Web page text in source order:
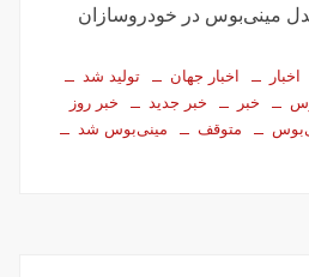
مینی‌بوس در خودروسازان
اخبار اخبار جهان
تولید شد
خبر خبر جدید
خبر روز
متوقف
مینی‌بوس شد